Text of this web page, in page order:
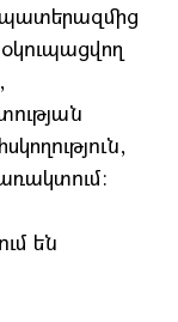
պատերազմից
են